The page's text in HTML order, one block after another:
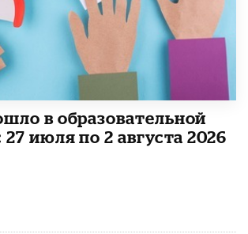
в образовательной
июля по 2 августа 2026